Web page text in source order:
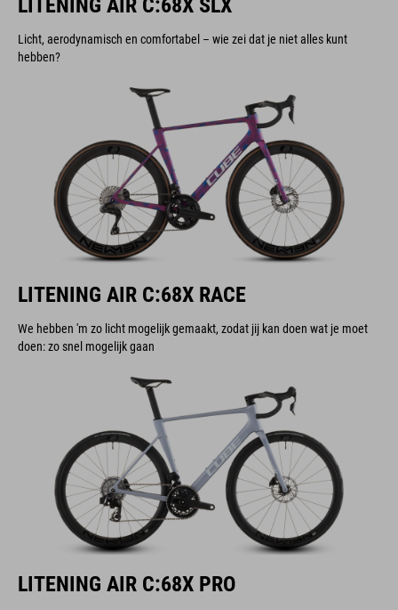
LITENING AIR C:68X SLX
Licht, aerodynamisch en comfortabel – wie zei dat je niet alles kunt
hebben?
LITENING AIR C:68X RACE
We hebben 'm zo licht mogelijk gemaakt, zodat jij kan doen wat je moet
doen: zo snel mogelijk gaan
LITENING AIR C:68X PRO